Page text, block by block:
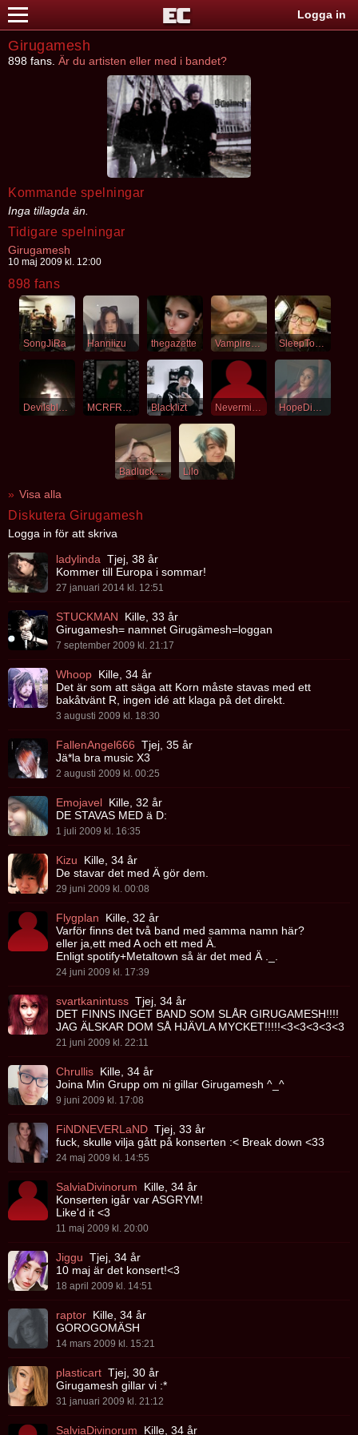
Logga in
Girugamesh
898 fans. Är du artisten eller med i bandet?
Kommande spelningar
Inga tillagda än.
Tidigare spelningar
Girugamesh
10 maj 2009 kl. 12:00
898 fans
SongJiRa Hanniizu thegazette VampireSaint SleepToken
Devilsblood MCRFRE4K Blacklizt Nevermind3000 HopeDiesLast
Badluckbursell Lilo
Visa alla
Diskutera Girugamesh
Logga in för att skriva
ladylinda Tjej, 38 år
Kommer till Europa i sommar!
27 januari 2014 kl. 12:51
STUCKMAN
Kille, 33 år
Girugamesh= namnet Girugämesh=loggan
7 september 2009 kl. 21:17
Whoop Kille, 34 år
Det är som att säga att Korn måste stavas med ett
bakåtvänt R, ingen idé att klaga på det direkt.
3 augusti 2009 kl. 18:30
FallenAngel666 Tjej, 35 år
Jä*la bra music X3
2 augusti 2009 kl. 00:25
Emojavel Kille, 32 år
DE STAVAS MED ä D:
1 juli 2009 kl. 16:35
Kizu
Kille, 34 år
De stavar det med Ä gör dem.
29 juni 2009 kl. 00:08
Flygplan
Kille, 32 år
Varför finns det två band med samma namn här?
eller ja,ett med A och ett med Ä.
Enligt spotify+Metaltown så är det med Ä ._.
24 juni 2009 kl. 17:39
svartkanintuss Tjej, 34 år
DET FINNS INGET BAND SOM SLÅR GIRUGAMESH!!!!
JAG ÄLSKAR DOM SÅ HJÄVLA MYCKET!!!!!<3<3<3<3<3
21 juni 2009 kl. 22:11
Chrullis Kille, 34 år
Joina Min Grupp om ni gillar Girugamesh ^_^
9 juni 2009 kl. 17:08
FiNDNEVERLaND Tjej, 33 år
fuck, skulle vilja gått på konserten :< Break down <33
24 maj 2009 kl. 14:55
SalviaDivinorum
Kille, 34 år
Konserten igår var ASGRYM!
Like'd it <3
11 maj 2009 kl. 20:00
Jiggu Tjej, 34 år
10 maj är det konsert!<3
18 april 2009 kl. 14:51
raptor Kille, 34 år
GOROGOMÄSH
14 mars 2009 kl. 15:21
plasticart Tjej, 30 år
Girugamesh gillar vi :*
31 januari 2009 kl. 21:12
SalviaDivinorum Kille, 34 år